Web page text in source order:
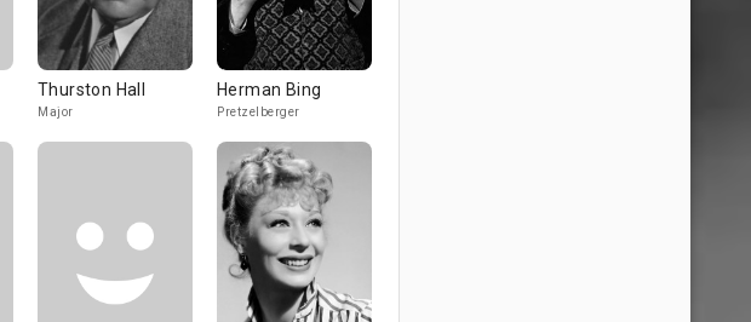
Thurston Hall
Major
Herman Bing
Pretzelberger